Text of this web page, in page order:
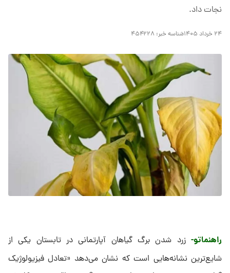
نجات داد.
۲۴ خرداد ۱۴۰۵ شناسه خبر: ۴۵۴۲۲۸
راهنماتو- زرد شدن برگ گیاهان آپارتمانی در تابستان یکی از
شایع‌ترین نشانه‌هایی است که نشان می‌دهد «تعادل فیزیولوژیک